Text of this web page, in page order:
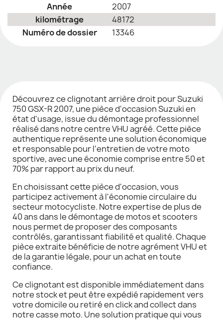
Année
2007
kilométrage
48172
Numéro de dossier
13346
Découvrez ce clignotant arrière droit pour Suzuki
750 GSX-R 2007, une pièce d'occasion Suzuki en
état d'usage, issue du démontage professionnel
réalisé dans notre centre VHU agréé. Cette pièce
authentique représente une solution économique
et responsable pour l'entretien de votre moto
sportive, avec une économie comprise entre 50 et
70% par rapport au prix du neuf.
En choisissant cette pièce d'occasion, vous
participez activement à l'économie circulaire du
secteur motocycliste. Notre expertise de plus de
40 ans dans le démontage de motos et scooters
nous permet de proposer des composants
contrôlés, garantissant fiabilité et qualité. Chaque
pièce extraite bénéficie de notre agrément VHU et
de la garantie légale, pour un achat en toute
confiance.
Ce clignotant est disponible immédiatement dans
notre stock et peut être expédié rapidement vers
votre domicile ou retiré en click and collect dans
notre casse moto. Une solution pratique qui vous